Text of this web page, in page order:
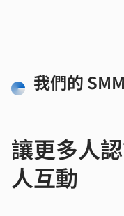
我們的
讓更多人
人互動